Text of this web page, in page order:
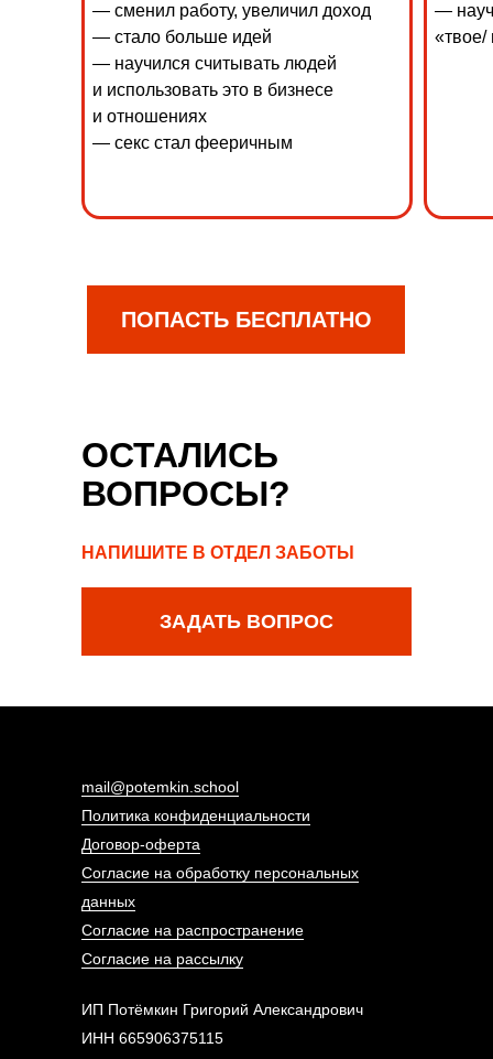
—
«твое/
— сменил работу, увеличил доход
— стало больше идей
— научился считывать людей
и использовать это в бизнесе
и отношениях
— секс стал фееричным
ПОПАСТЬ БЕСПЛАТНО
ОСТАЛИСЬ
ВОПРОСЫ?
НАПИШИТЕ В ОТДЕЛ ЗАБОТЫ
ЗАДАТЬ ВОПРОС
mail@potemkin.school
Политика конфиденциальности
Договор-оферта
Согласие на обработку персональных
данных
Согласие на распространение
Согласие на рассылку
ИП Потёмкин Григорий Александрович
ИНН 665906375115